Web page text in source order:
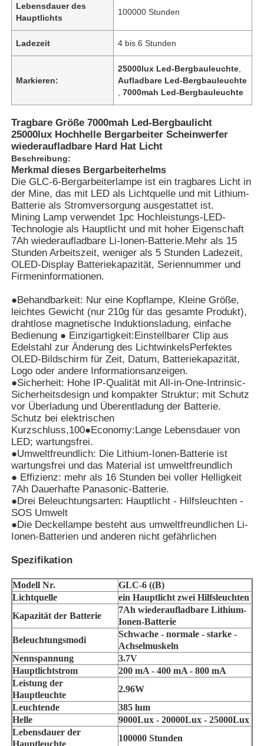
Startseite
Produkte
VR Show
Über uns
Qualitätskontrolle
Nachrichten
Referenzen
LED-Bergbauleuchten
Kabellose Bergbaukappenlampe
Aufladbare Bergbaugruppenlampen
Leuchten für den Steinkohlenbergbau
Bergarbeiter-Kopflampe
Mining Hard Hat Lichter
Explosionssichere Taschenlampe
Industrie-LED-Streifenleuchte
Lebensdauer des
Hauptlichts
100000 Stunden
Ladezeit 4 bis 6 Stunden
Markieren:
25000lux Led-Bergbauleuchte
Aufladbare Led-Bergbauleuchte
,7000mah Led-Bergbauleuchte
Tragbare Größe 7000mah Led-Bergbaulicht
25000lux Hochhelle Bergarbeiter Scheinwerfer
wiederaufladbare Hard Hat Licht
Beschreibung:
Merkmal dieses Bergarbeiterhelms
Die GLC-6-Bergarbeiterlampe ist ein tragbares Licht in
der Mine, das mit LED als Lichtquelle und mit Lithium-
Batterie als Stromversorgung ausgestattet ist.
Mining Lamp verwendet 1pc Hochleistungs-LED-
Technologie als Hauptlicht und mit hoher Eigenschaft
7Ah wiederaufladbare Li-Ionen-Batterie.Mehr als 15
Stunden Arbeitszeit, weniger als 5 Stunden Ladezeit,
OLED-Display Batteriekapazität, Seriennummer und
Firmeninformationen.
●Behandbarkeit: Nur eine Kopflampe, Kleine Größe,
leichtes Gewicht (nur 210g für das gesamte Produkt),
drahtlose magnetische Induktionsladung, einfache
Bedienung ● Einzigartigkeit:Einstellbarer Clip aus
Edelstahl zur Änderung des LichtwinkelsPerfektes
OLED-Bildschirm für Zeit, Datum, Batteriekapazität,
Logo oder andere Informationsanzeigen.
●Sicherheit: Hohe IP-Qualität mit All-in-One-Intrinsic-
Sicherheitsdesign und kompakter Struktur; mit Schutz
vor Überladung und Überentladung der Batterie.
Schutz bei elektrischen
Kurzschluss,100●Economy:Lange Lebensdauer von
LED; wartungsfrei.
●Umweltfreundlich: Die Lithium-Ionen-Batterie ist
wartungsfrei und das Material ist umweltfreundlich
● Effizienz: mehr als 16 Stunden bei voller Helligkeit
7Ah Dauerhafte Panasonic-Batterie.
●Drei Beleuchtungsarten: Hauptlicht - Hilfsleuchten -
SOS Umwelt
●Die Deckellampe besteht aus umweltfreundlichen Li-
Ionen-Batterien und anderen nicht gefährlichen
Spezifikation
Modell Nr.
GLC-6 ((B)
Lichtquelle
ein Hauptlicht zwei Hilfsleuchten
Kapazität der Batterie
7Ah wiederaufladbare Lithium-
Ionen-Batterie
Beleuchtungsmodi
Schwache - normale - starke -
Achselmuskeln
Nennspannung
3.7V
Hauptlichtstrom
200 mA - 400 mA - 800 mA
Leistung der
Hauptleuchte
2.96W
Leuchtende
385 lum
Helle
9000Lux - 20000Lux - 25000Lux
Lebensdauer der
Hauptleuchte
100000 Stunden